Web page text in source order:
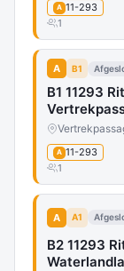
A 11-293
1
A B1
B1 11293
A 11-293
1
A A1
B2 11293